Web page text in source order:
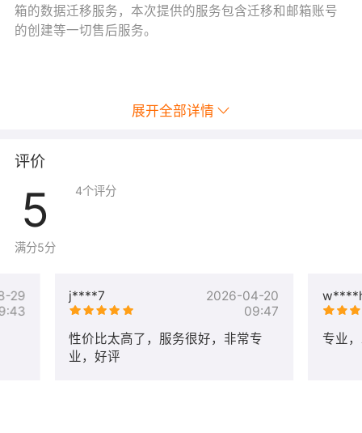
箱的数据迁移服务，本次提供的服务包含迁移和邮箱账号
的创建等一切售后服务。
购买阿里云企业邮箱服务，都不支持退服、退款
我们只专注阿.里.云（万网）的产品和技术服务
我们已经为众多的客户提供高品质的阿.里(万网)企业邮
箱和技术支持服务。
企业邮箱和支持服务内容和费用，以和卖家客服旺旺确定
展开全部详情
评价
5
满分5分
4个评分
j****7
2026-04-20
09:47
性价比太高了，服务很好，非常专
业，好评
专业
29